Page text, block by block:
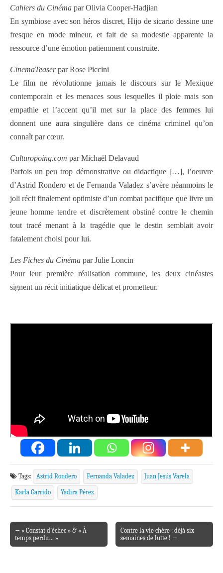
Cahiers du Cinéma par Olivia Cooper-Hadjian
En symbiose avec son héros discret, Hijo de sicario dessine une
fresque en mode mineur, et fait de sa modestie apparente la
ressource d’une émotion patiemment construite.
CinemaTeaserpar Rose Piccini
Le film ne révolutionne jamais le discours sur le Mexique
contemporain et les menaces sous lesquelles il ploie mais son
empathie et l’accent qu’il met sur la place des femmes lui
donnent une aura singulière dans ce cinéma criminel qu’on
connaît par cœur.
Culturopoing.com par Michaël Delavaud
Parfois un peu trop démonstrative ou didactique […], l’oeuvre
d’Astrid Rondero et de Fernanda Valadez s’avère néanmoins le
joli récit finalement optimiste d’un combat pacifique que livre un
jeune homme tendre et discrètement obstiné contre le chemin
tout tracé menant à la tragédie que le destin semblait avoir
fatalement choisi pour lui.
Les Fiches du Cinéma par Julie Loncin
Pour leur première réalisation commune, les deux cinéastes
signent un récit initiatique délicat et prometteur.
Tags: Astrid Rondero Fernanda Valadez Juan Jesús Varela
Karla Garrido Yadira Pérez
Post navigation
← « Constat d’échec » & « À
temps perdu… »
Contre la vie chère : déjà six
semaines de lutte ! →